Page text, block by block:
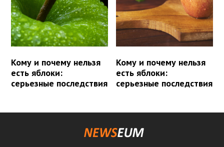
Кому и почему нельзя
есть яблоки:
серьезные последствия
Кому и почему нельзя
есть яблоки:
серьезные последствия